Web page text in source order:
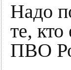
Надо
те,
ПВО